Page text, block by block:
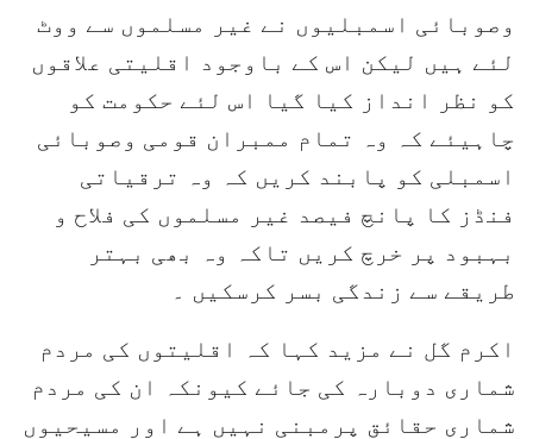
وصوبائی اسمبلیوں نے غیر مسلموں سے ووٹ
لئے ہیں لیکن اس کے باوجود اقلیتی علاقوں
کو نظر انداز کیا گیا اس لئے حکومت کو
چاہیئے کہ وہ تمام ممبران قومی وصوبائی
اسمبلی کو پابند کریں کہ وہ ترقیاتی
فنڈز کا پانچ فیصد غیر مسلموں کی فلاح و
بہبود پر خرچ کریں تاکہ وہ بھی بہتر
طریقے سے زندگی بسر کرسکیں ۔
اکرم گل نے مزید کہا کہ اقلیتوں کی مردم
شماری دوبارہ کی جائے کیونکہ ان کی مردم
شماری حقائق پرمبنی نہیں ہے اور مسیحیوں